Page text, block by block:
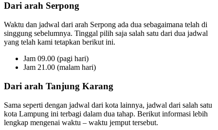
Dari arah Serpong
Waktu dan jadwal dari arah Serpong ada dua sebagaimana telah di
singgung sebelumnya. Tinggal pilih saja salah satu dari dua jadwal
yang telah kami tetapkan berikut ini.
Jam 09.00 (pagi hari)
Jam 21.00 (malam hari)
Dari arah Tanjung Karang
Sama seperti dengan jadwal dari kota lainnya, jadwal dari salah satu
kota Lampung ini terbagi dalam dua tahap. Berikut informasi lebih
lengkap mengenai waktu – waktu jemput tersebut.